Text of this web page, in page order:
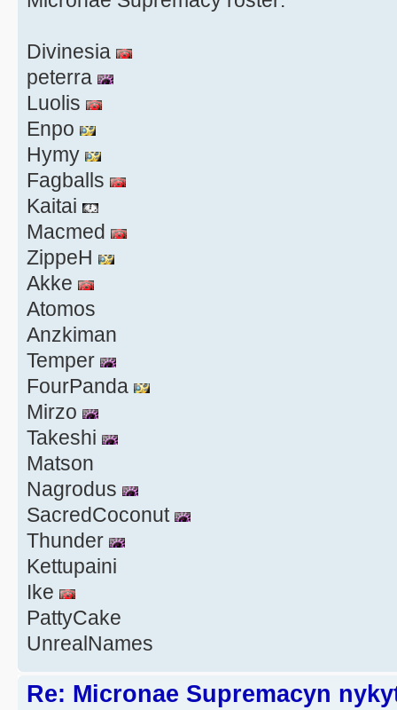
Divinesia
peterra
Luolis
Enpo
Hymy
Fagballs
Kaitai
Macmed
ZippeH
Akke
Atomos
Anzkiman
Temper
FourPanda
Mirzo
Takeshi
Matson
Nagrodus
SacredCoconut
Thunder
Kettupaini
Ike
PattyCake
UnrealNames
Re: Micronae Supremacyn